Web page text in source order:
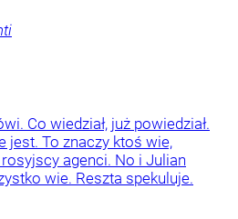
Co wiedział, już powiedział.
jest. To znaczy ktoś wie,
agenci. No i Julian
wie. Reszta spekuluje.